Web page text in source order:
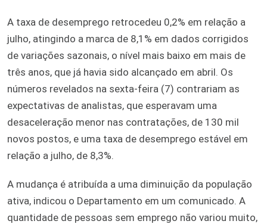
A taxa de desemprego retrocedeu 0,2% em relação a
julho, atingindo a marca de 8,1% em dados corrigidos
de variações sazonais, o nível mais baixo em mais de
três anos, que já havia sido alcançado em abril. Os
números revelados na sexta-feira (7) contrariam as
expectativas de analistas, que esperavam uma
desaceleração menor nas contratações, de 130 mil
novos postos, e uma taxa de desemprego estável em
relação a julho, de 8,3%.
A mudança é atribuída a uma diminuição da população
ativa, indicou o Departamento em um comunicado. A
quantidade de pessoas sem emprego não variou muito,